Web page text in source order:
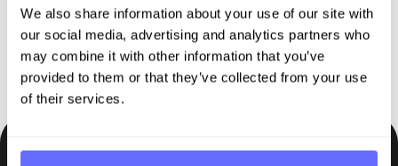
We also share information about your use of our site with
our social media, advertising and analytics partners who
may combine it with other information that you’ve
provided to them or that they’ve collected from your use
of their services.
Demo buchen